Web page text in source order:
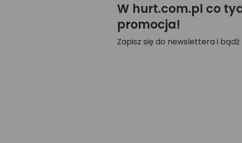
W hurt.com.pl co
promocja!
Zapisz się do newslettera i bądź